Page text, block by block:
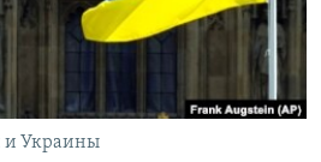
КРЫМА
и Украины